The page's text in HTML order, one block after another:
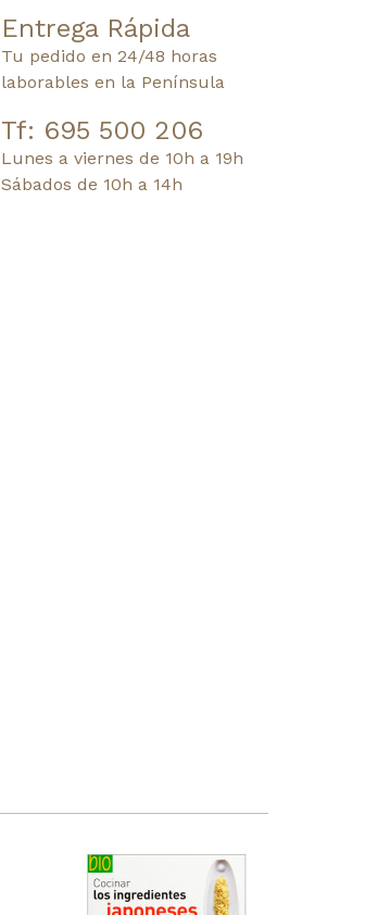
Entrega Rápida
Tu pedido en 24/48 horas
laborables en la Península
Tf: 695 500 206
Lunes a viernes de 10h a 19h
Sábados de 10h a 14h